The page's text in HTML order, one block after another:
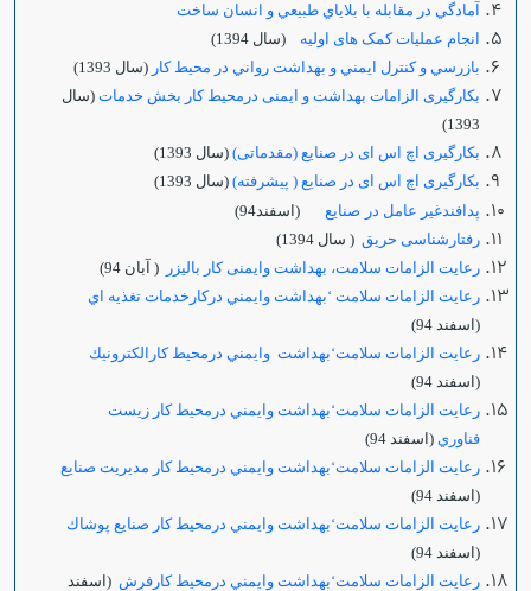
آمادگي در مقابله با بلاياي طبيعي و انسان ساخت
انجام عملیات کمک های اولیه (سال 1394)
بازرسي و كنترل ايمني و بهداشت رواني در محيط كار (سال 1393)
بکارگیری الزامات بهداشت و ایمنی درمحیط کار بخش خدمات (سال
1393)
بکارگیری اچ اس ای در صنایع (مقدماتی) (سال 1393)
بکارگیری اچ اس ای در صنایع ( پیشرفته) (سال 1393)
پدافندغير عامل در صنايع (اسفند94)
رفتارشناسی حریق ( سال 1394)
رعایت الزامات سلامت، بهداشت وایمنی کار بالیزر
( آبان 94)
رعايت الزامات سلامت ‘بهداشت وايمني دركارخدمات تغذيه اي
(اسفند 94)
رعايت الزامات سلامت‘بهداشت وايمني درمحيط كارالكترونيك
(اسفند 94)
رعايت الزامات سلامت‘بهداشت وايمني درمحيط كار زيست
فناوري (اسفند 94)
رعايت الزامات سلامت‘بهداشت وايمني درمحيط كار مديريت صنايع
(اسفند 94)
رعايت الزامات سلامت‘بهداشت وايمني درمحيط كار صنايع پوشاك
(اسفند 94)
رعايت الزامات سلامت‘بهداشت وايمني درمحيط كارفرش (اسفند